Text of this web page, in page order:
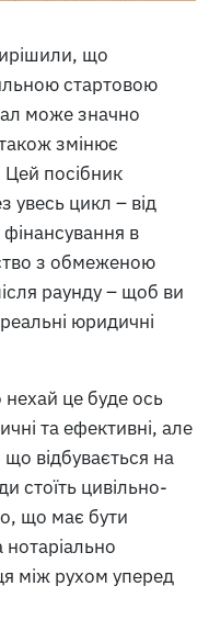
що
стартовою
може значно
змінює
посібник
увесь цикл – від
в
з обмеженою
раунду – щоб ви
юридичні
це буде ось
та ефективні, але
відбувається на
стоїть цивільно-
що має бути
між рухом уперед